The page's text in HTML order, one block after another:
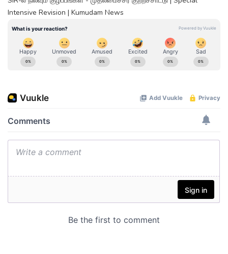
Intensive Revision | Kumudam News